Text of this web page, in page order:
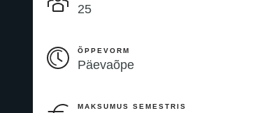
25
ÕPPEVORM
Päevaõpe
MAKSUMUS SEMESTRIS